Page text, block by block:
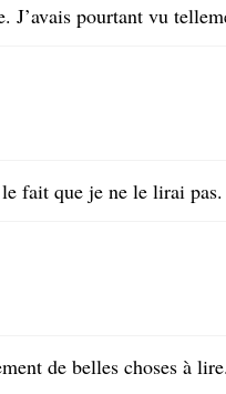
pourtant vu
fait que je ne le lirai pas.
de belles choses à